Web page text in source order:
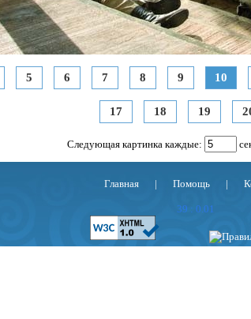
5 6 7 8 9 10
17 18 19
Следующая картинка каждые:
Главная | Помощь |
39 : 0.01